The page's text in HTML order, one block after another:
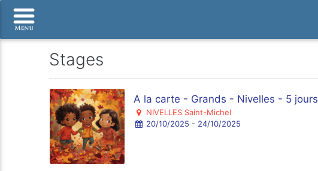
Stages
A la carte - Grands - Nivelles - 5 jours
NIVELLES Saint-Michel
20/10/2025 - 24/10/2025